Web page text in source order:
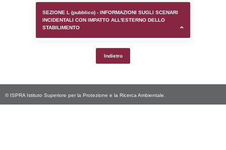
SEZIONE F (pubblico) - DESCRIZIONE
DELL'AMBIENTE/TERRITORIO
STABILIMENTO
SEZIONE H (pubblico) - DESCRIZIONE